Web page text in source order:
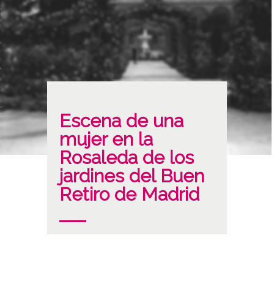
Escena de una
mujer en la
Rosaleda de los
jardines del Buen
Retiro de Madrid